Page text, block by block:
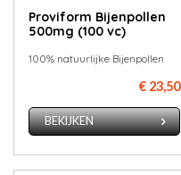
Proviform Bijenpollen
500mg (100 vc)
100% natuurlijke Bijenpollen
€ 23,50
BEKIJKEN